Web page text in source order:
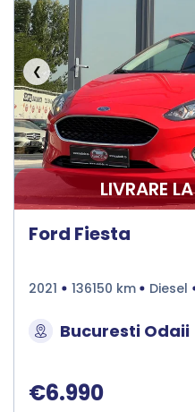
❮
LIVRARE
Ford Fiesta
2021 136150 km Diesel
Bucuresti Odaii
€6.990